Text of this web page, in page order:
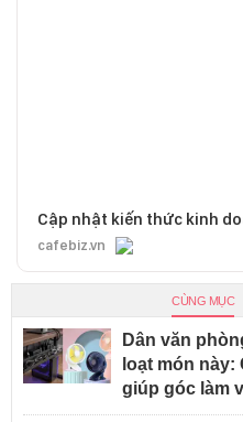
Cập nhật kiến thức kinh
cafebiz.vn
CÙNG MỤC
Dân văn
loạt món
giúp góc làm